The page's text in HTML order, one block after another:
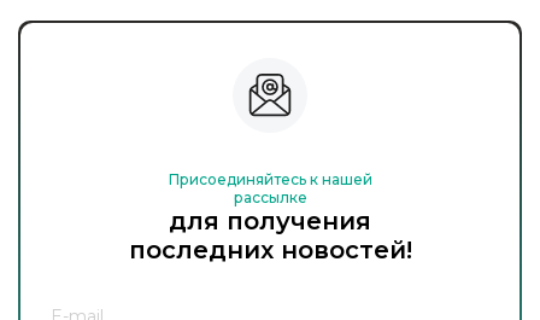
Присоединяйтесь к нашей
рассылке
для получения
последних новостей!